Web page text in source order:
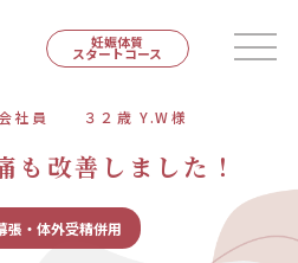
妊娠体質
スタートコース
も改善しました！
社員 ３２歳 Y.W様
張・体外受精併用